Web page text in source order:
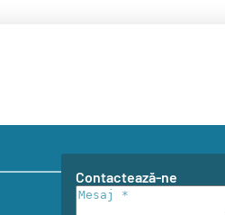
Contactează-ne